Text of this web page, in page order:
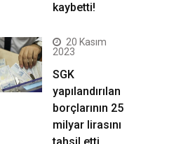
kaybetti!
20 Kasım
2023
SGK
yapılandırılan
borçlarının 25
milyar lirasını